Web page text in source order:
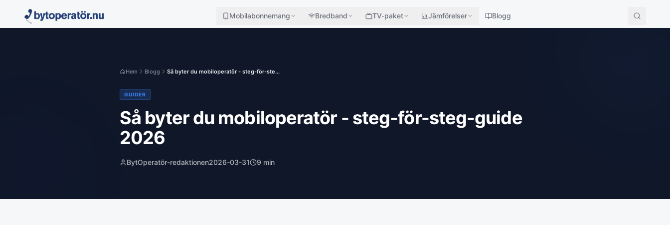
Mobilabonnemang Bredband TV-paket Jämförelser Blogg
Hem Blogg Så byter du mobiloperatör - steg-för-ste...
GUIDER
Så byter du mobiloperatör - steg-för-steg-guide
2026
BytOperatör-redaktionen2026-03-31 9 min